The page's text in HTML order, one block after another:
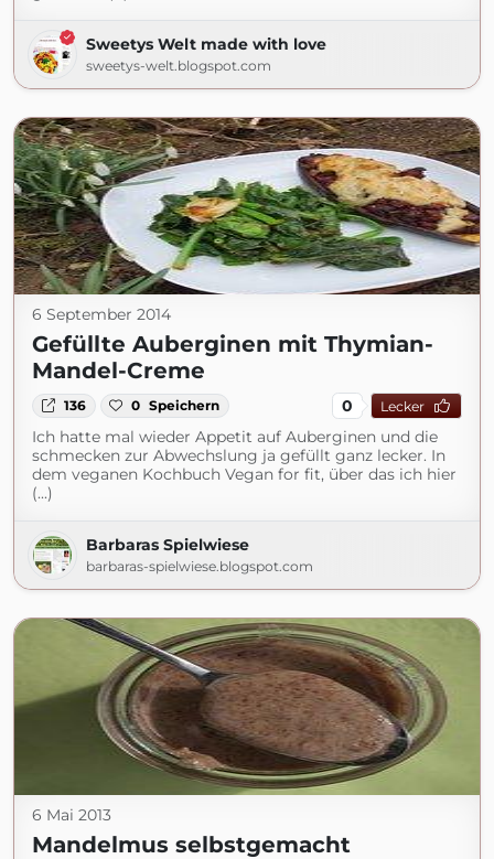
Sweetys Welt made with love
sweetys-welt.blogspot.com
6 September 2014
Gefüllte Auberginen mit Thymian-
Mandel-Creme
136 0 Speichern 0 Lecker
Ich hatte mal wieder Appetit auf Auberginen und die
schmecken zur Abwechslung ja gefüllt ganz lecker. In
dem veganen Kochbuch Vegan for fit, über das ich hier
(...)
Barbaras Spielwiese
barbaras-spielwiese.blogspot.com
6 Mai 2013
Mandelmus selbstgemacht